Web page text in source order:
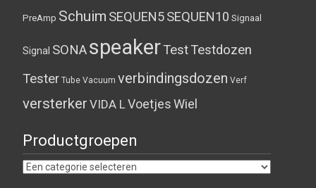
PreAmp Schuim SEQUEN5SEQUEN10 Signaal
Signal SONAspeakerTestTestdozen
Tester Tube Vacuum verbindingsdozen Verf
versterker VIDA LVoetjesWiel
Productgroepen